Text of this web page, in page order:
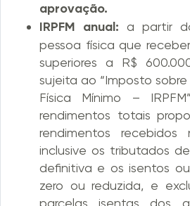
aprovação.
IRPFM anual: a partir
pessoa física que
superiores a R$
sujeita ao “Imposto
Física Mínimo –
rendimentos totais
rendimentos recebidos
inclusive os tributados
definitiva e os isentos
zero ou reduzida, e
parcelas isentas dos